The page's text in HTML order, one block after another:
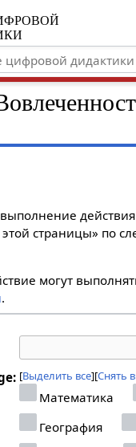
действия
страницы» по
могут
.
Выделить все Снять
Математика
География